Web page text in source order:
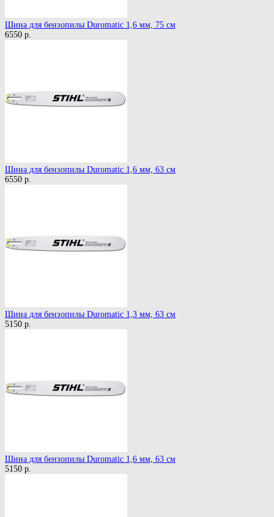
Шина для бензопилы Duromatic 1,6 мм, 75 см
6550 р.
Шина для бензопилы Duromatic 1,6 мм, 63 см
6550 р.
Шина для бензопилы Duromatic 1,3 мм, 63 см
5150 р.
Шина для бензопилы Duromatic 1,6 мм, 63 см
5150 р.